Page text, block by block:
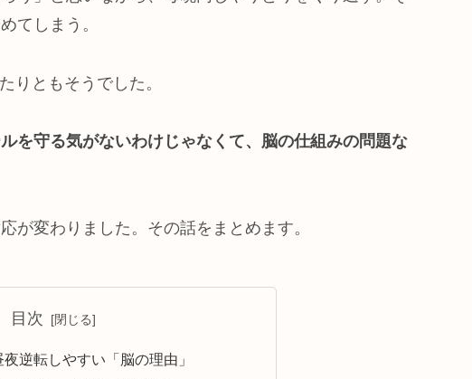
てしまう。
りともそうでした。
を守る気がないわけじゃなくて、脳の仕組みの問題な
が変わりました。その話をまとめます。
目次
逆転しやすい「脳の理由」